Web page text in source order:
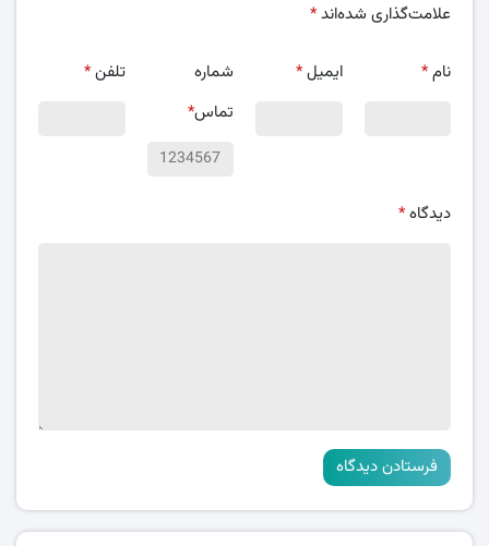
علامت‌گذاری شده‌اند*
نام* ایمیل*
شماره
تماس*
تلفن*
دیدگاه*